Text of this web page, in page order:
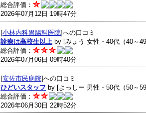
総合評価：
2026年07月12日 19時47分
[小林内科胃腸科医院]への口コミ
診療は高校生以上 by [みょう 女性・40代（40～
総合評価：
2026年07月06日 09時40分
[安佐市民病院]への口コミ
ひどいスタッフ by [よっしー 男性・50代（50～
総合評価：
2026年06月30日 22時52分